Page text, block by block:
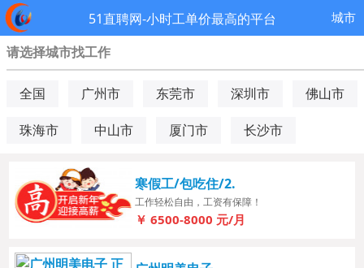
51直聘网-小时工单价最高的平台 城市
请选择城市找工作
全国 广州市 东莞市 深圳市 佛山市
珠海市 中山市 厦门市 长沙市
寒假工/包吃住/2.
工作轻松自由，工资有保障！
￥6500-8000 元/月